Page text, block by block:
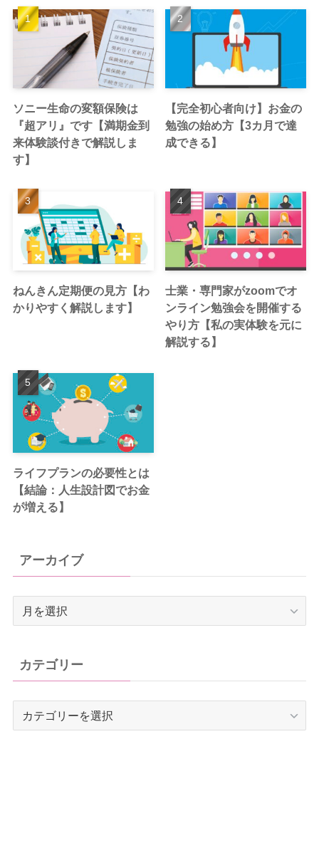
ソニー生命の変額保険は
『超アリ』です【満期金到
来体験談付きで解説しま
す】
【完全初心者向け】お金の
勉強の始め方【3カ月で達
成できる】
ねんきん定期便の見方【わ
かりやすく解説します】
士業・専門家がzoomでオ
ンライン勉強会を開催する
やり方【私の実体験を元に
解説する】
ライフプランの必要性とは
【結論：人生設計図でお金
が増える】
アーカイブ
ブ
カテゴリー